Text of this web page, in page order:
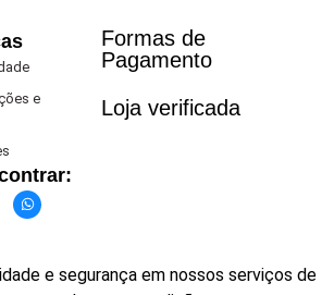
e
Formas de
Pagamento​
Loja verificada
e segurança em nossos serviços de